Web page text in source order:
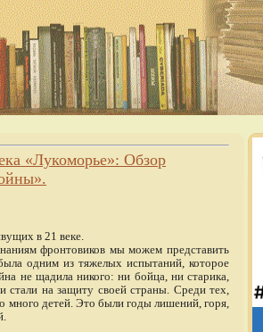
«Лукоморье»: Обзор
в 21 веке.
фронтовиков мы можем представить
одним из тяжелых испытаний, которое
не щадила никого: ни бойца, ни старика,
на защиту своей страны. Среди тех,
много детей. Это были годы лишений, горя,